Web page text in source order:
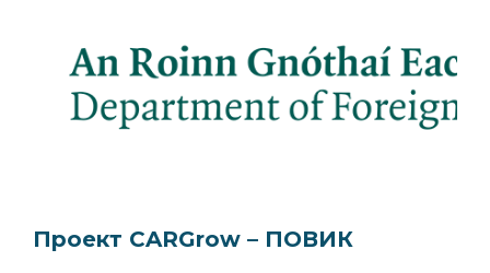
Проект CARGrow – ПОВИК